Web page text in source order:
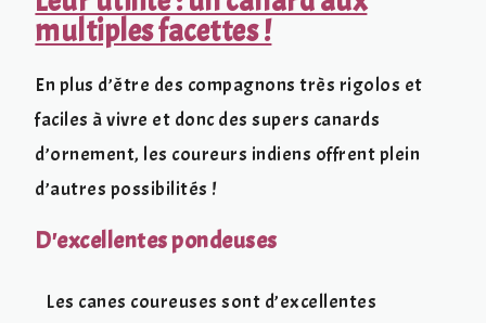
multiples facettes !
En plus d’être des compagnons très rigolos et
faciles à vivre et donc des supers canards
d’ornement, les coureurs indiens offrent plein
d’autres possibilités !
D'excellentes pondeuses
Les canes coureuses sont d’excellentes